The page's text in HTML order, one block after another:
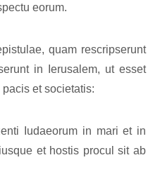
eorum.
quam rescripserunt
in Ierusalem, ut esset
et societatis:
Iudaeorum in mari et in
et hostis procul sit ab